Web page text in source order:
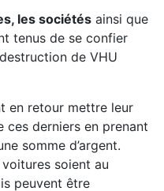
les sociétés ainsi que
tenus de se confier
de VHU
en retour mettre leur
derniers en prenant
somme d’argent.
soient au
peuvent être